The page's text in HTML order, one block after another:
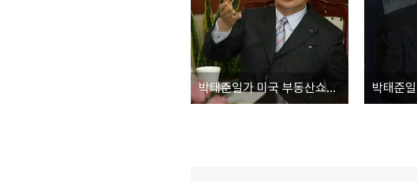
박태준일가 미국 부동산쇼핑 시리즈 7 [에고 에고 하루에 2채-투런홈런이요]